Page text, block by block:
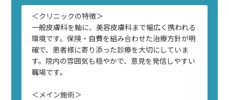
＜クリニックの特徴＞
一般皮膚科を軸に、美容皮膚科まで幅広く携われる
環境です。保険・自費を組み合わせた治療方針が明
確で、患者様に寄り添った診療を大切にしていま
す。院内の雰囲気も穏やかで、意見を発信しやすい
職場です。
＜メイン施術＞